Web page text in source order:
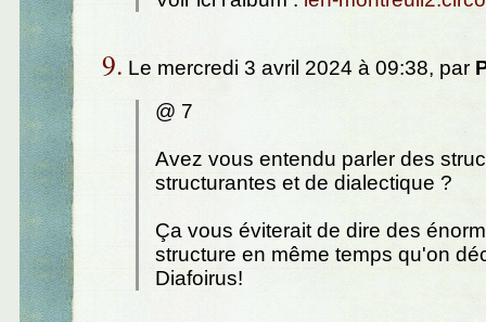
9. Le mercredi 3 avril 2024 à 09:38, par
@ 7
Avez vous entendu parler des
structurantes et de dialectique ?
Ça vous éviterait de dire des
structure en même temps qu'on
Diafoirus!